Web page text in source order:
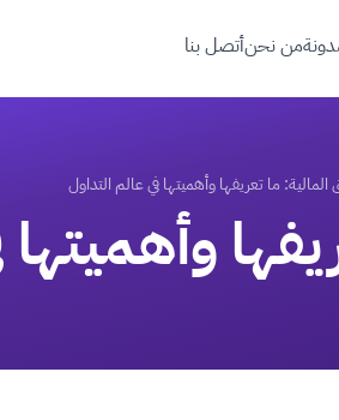
من نحنأتصل بنا
المالية: ما تعريفها وأهميتها في عالم التداول